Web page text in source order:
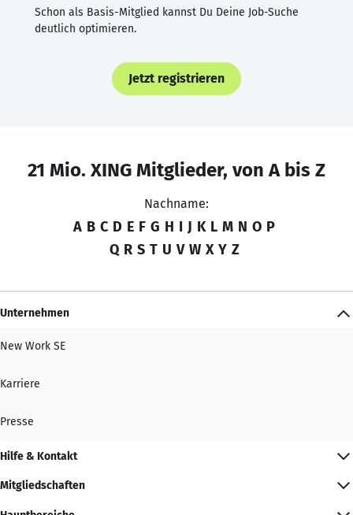
Schon als Basis-Mitglied kannst Du Deine Job-Suche
deutlich optimieren.
Jetzt registrieren
21 Mio. XING Mitglieder, von A bis Z
Nachname:
A B C D E F G H I J K L M N O P
Q R S T U V W X Y Z
Unternehmen
New Work SE
Karriere
Presse
Hilfe & Kontakt
Mitgliedschaften